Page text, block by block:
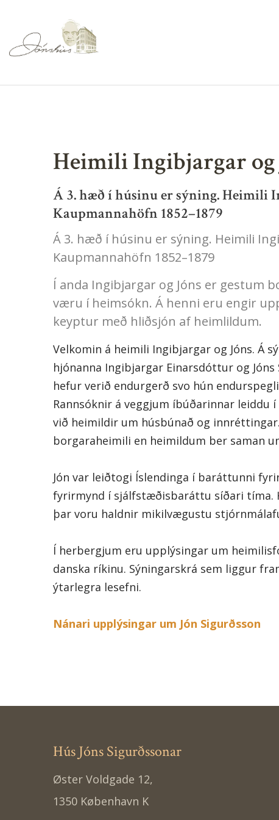
Heimili Ingibjargar og
Á 3. hæð í húsinu er sýning. Heimili
Kaupmannahöfn 1852–1879
Á 3. hæð í húsinu er sýning. Heimili
Kaupmannahöfn 1852–1879
Í anda Ingibjargar og Jóns er gestum
væru í heimsókn. Á henni eru engir
keyptur með hliðsjón af heimlildum.
Velkomin á heimili Ingibjargar og Jóns. Á
hjónanna Ingibjargar Einarsdóttur og
hefur verið endurgerð svo hún
Rannsóknir á veggjum íbúðarinnar
við heimildir um húsbúnað og
borgaraheimili en heimildum ber saman
Jón var leiðtogi Íslendinga í baráttunni
fyrirmynd í sjálfstæðisbaráttu síðari tíma.
þar voru haldnir mikilvægustu
Í herbergjum eru upplýsingar um
danska ríkinu. Sýningarskrá sem liggur
ýtarlegra lesefni.
Nánari upplýsingar um Jón Sigurðsson
Hús Jóns Sigurðssonar
Øster Voldgade 12,
1350 København K